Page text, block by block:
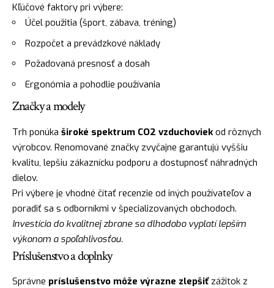
Kľúčové faktory pri výbere:
Účel použitia (šport, zábava, tréning)
Rozpočet a prevádzkové náklady
Požadovaná presnosť a dosah
Ergonómia a pohodlie používania
Značky a modely
Trh ponúka široké spektrum CO2 vzduchoviekod rôznych
výrobcov. Renomované značky zvyčajne garantujú vyššiu
kvalitu, lepšiu zákaznícku podporu a dostupnosť náhradných
dielov.
Pri výbere je vhodné čítať recenzie od iných používateľov a
poradiť sa s odborníkmi v špecializovaných obchodoch.
Investícia do kvalitnej zbrane sa dlhodobo vyplatí lepším
výkonom a spoľahlivosťou.
Príslušenstvo a doplnky
Správne príslušenstvo môže výrazne zlepšiťzážitok z